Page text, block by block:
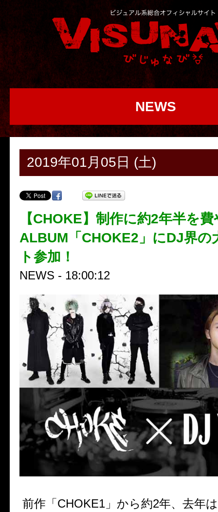
NEWS
2019年01月05日 (土)
【CHOKE】制作に約2年半を
ALBUM「CHOKE2」にDJ界の
ト参加！
NEWS - 18:00:12
前作「CHOKE1」から約2年、去年